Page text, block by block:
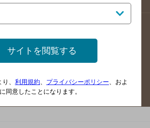
掲載店舗様ログイン
ご意見・ご感想
サイトを閲覧する
、 利用規約 プライバシーポリシー 、およ
同意したことになります。